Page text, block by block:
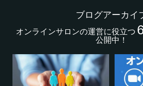
ブログアーカイ
オンラインサロンの運営に役立つ
公開中！